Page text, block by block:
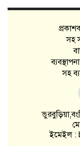
সহ
সহ
ইমেইল :